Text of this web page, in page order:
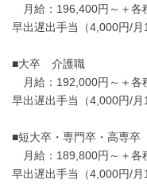
月給：196,400円～＋各
早出遅出手当（4,000円/月
■大卒 介護職
月給：192,000円～＋各
早出遅出手当（4,000円/月
■短大卒・専門卒・高専
月給：189,800円～＋各
早出遅出手当（4,000円/月